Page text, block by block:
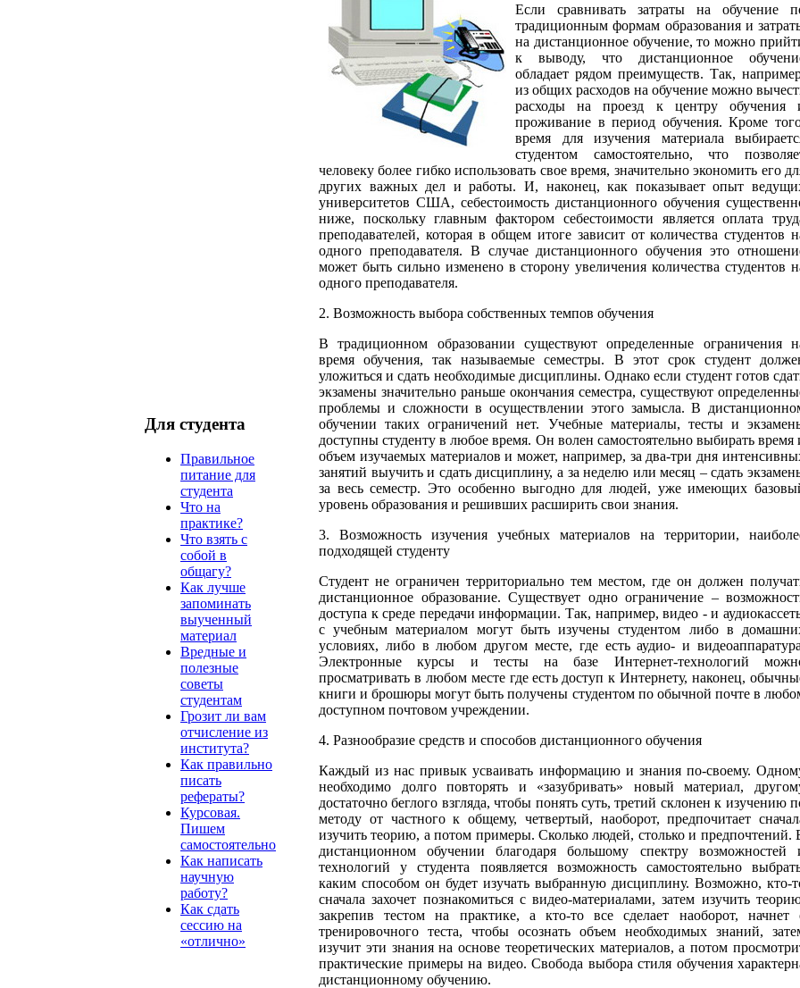
Если сравнивать затраты на обучение
традиционным формам образования и
на дистанционное обучение, то можно
к выводу, что дистанционное
обладает рядом преимуществ. Так,
из общих расходов на обучение можно
расходы на проезд к центру обучения
проживание в период обучения. Кроме
время для изучения материала
студентом самостоятельно, что
человеку более гибко использовать свое время, значительно экономить его
других важных дел и работы. И, наконец, как показывает опыт
университетов США, себестоимость дистанционного обучения
ниже, поскольку главным фактором себестоимости является оплата
преподавателей, которая в общем итоге зависит от количества студентов
одного преподавателя. В случае дистанционного обучения это
может быть сильно изменено в сторону увеличения количества студентов
одного преподавателя.
2. Возможность выбора собственных темпов обучения
В традиционном образовании существуют определенные ограничения
время обучения, так называемые семестры. В этот срок студент
уложиться и сдать необходимые дисциплины. Однако если студент готов
экзамены значительно раньше окончания семестра, существуют
проблемы и сложности в осуществлении этого замысла. В
обучении таких ограничений нет. Учебные материалы, тесты и
доступны студенту в любое время. Он волен самостоятельно выбирать время
объем изучаемых материалов и может, например, за два-три дня
занятий выучить и сдать дисциплину, а за неделю или месяц – сдать
за весь семестр. Это особенно выгодно для людей, уже имеющих
уровень образования и решивших расширить свои знания.
3. Возможность изучения учебных материалов на территории,
подходящей студенту
Студент не ограничен территориально тем местом, где он должен
дистанционное образование. Существует одно ограничение –
доступа к среде передачи информации. Так, например, видео - и
с учебным материалом могут быть изучены студентом либо в
условиях, либо в любом другом месте, где есть аудио- и
Электронные курсы и тесты на базе Интернет-технологий
просматривать в любом месте где есть доступ к Интернету, наконец,
книги и брошюры могут быть получены студентом по обычной почте в
доступном почтовом учреждении.
4. Разнообразие средств и способов дистанционного обучения
Каждый из нас привык усваивать информацию и знания по-своему.
необходимо долго повторять и «зазубривать» новый материал,
достаточно беглого взгляда, чтобы понять суть, третий склонен к изучению
методу от частного к общему, четвертый, наоборот, предпочитает
изучить теорию, а потом примеры. Сколько людей, столько и предпочтений.
дистанционном обучении благодаря большому спектру возможностей
технологий у студента появляется возможность самостоятельно
каким способом он будет изучать выбранную дисциплину. Возможно, кто-
сначала захочет познакомиться с видео-материалами, затем изучить
закрепив тестом на практике, а кто-то все сделает наоборот, начнет
тренировочного теста, чтобы осознать объем необходимых знаний,
изучит эти знания на основе теоретических материалов, а потом
практические примеры на видео. Свобода выбора стиля обучения
дистанционному обучению.
Для студента
Правильное
питание для
студента
Что на
практике?
Что взять с
собой в
общагу?
Как лучше
запоминать
выученный
материал
Вредные и
полезные
советы
студентам
Грозит ли вам
отчисление из
института?
Как правильно
писать
рефераты?
Курсовая.
Пишем
самостоятельно
Как написать
научную
работу?
Как сдать
сессию на
«отлично»